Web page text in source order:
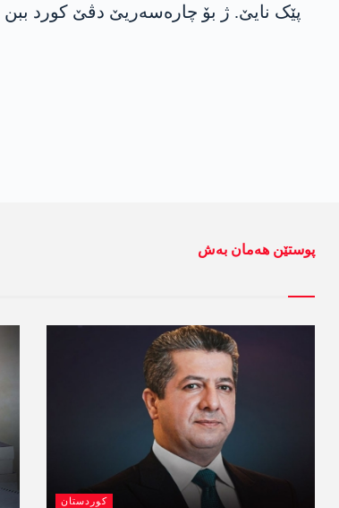
پێک نایێ. ژ بۆ چارەسەریێ دڤێ کورد
پوستێن ھەمان بەش
کوردستان